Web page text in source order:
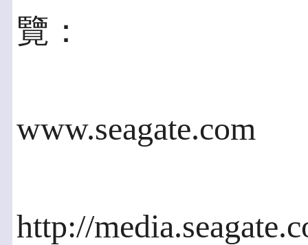
覽：
www.seagate.com
http://